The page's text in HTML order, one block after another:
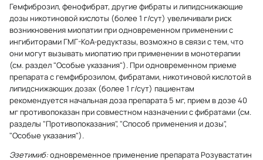
Гемфиброзил, фенофибрат, другие фибраты и липидснижающие
дозы никотиновой кислоты (более 1 г/сут) увеличивали риск
возникновения миопатии при одновременном применении с
ингибиторами ГМГ-КоА-редуктазы, возможно в связи с тем, что
они могут вызывать миопатию при применении в монотерапии
(см. раздел "Особые указания"). При одновременном приеме
препарата с гемфиброзилом, фибратами, никотиновой кислотой в
липидснижающих дозах (более 1 г/сут) пациентам
рекомендуется начальная доза препарата 5 мг, прием в дозе 40
мг противопоказан при совместном назначении с фибратами (см.
разделы "Противопоказания", "Способ применения и дозы",
"Особые указания").
Эзетимиб:одновременное применение препарата Розувастатин